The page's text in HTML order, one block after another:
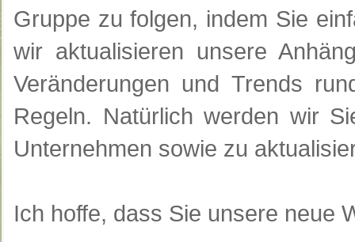
Gruppe zu folgen, indem Sie
wir aktualisieren unsere
Veränderungen und Trends
Regeln. Natürlich werden wir
Unternehmen sowie zu
Ich hoffe, dass Sie unsere neue